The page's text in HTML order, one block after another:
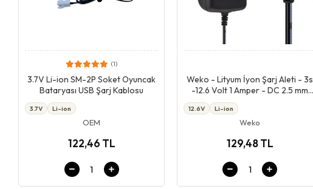
(1)
3.7V Li-ion SM-2P Soket Oyuncak
Bataryası USB Şarj Kablosu
3.7V Li-ion
OEM
122,46 TL
Weko - Lityum İyon Şarj Aleti - 3s
-12.6 Volt 1 Amper - DC 2.5 mm
12.6V Li-ion
Weko
129,48 TL